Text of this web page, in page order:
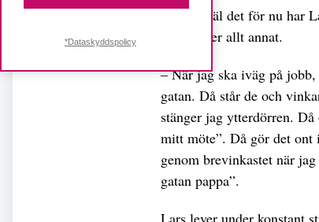
Tur var väl det för nu har
älskar över allt annat.
– När jag ska iväg på
gatan. Då står de och
stänger jag ytterdörren.
mitt möte”. Då gör det
genom brevinkastet när
gatan pappa”.
Lars lever under konstant
*Dataskyddspolicy